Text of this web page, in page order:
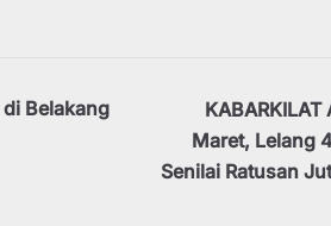
di Belakang
Maret, Lelang
Senilai Ratusan